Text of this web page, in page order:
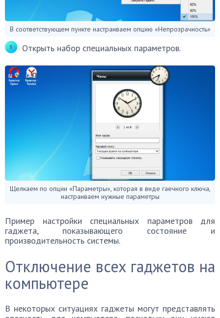
В соответствующем пункте настраиваем опцию «Непрозрачность»
Открыть набор специальных параметров.
Щелкаем по опции «Параметры», которая в виде гаечного ключа,
настраиваем нужные параметры
Пример настройки специальных параметров для
гаджета, показывающего состояние и
производительность системы.
Отключение всех гаджетов на
компьютере
В некоторых ситуациях гаджеты могут представлять